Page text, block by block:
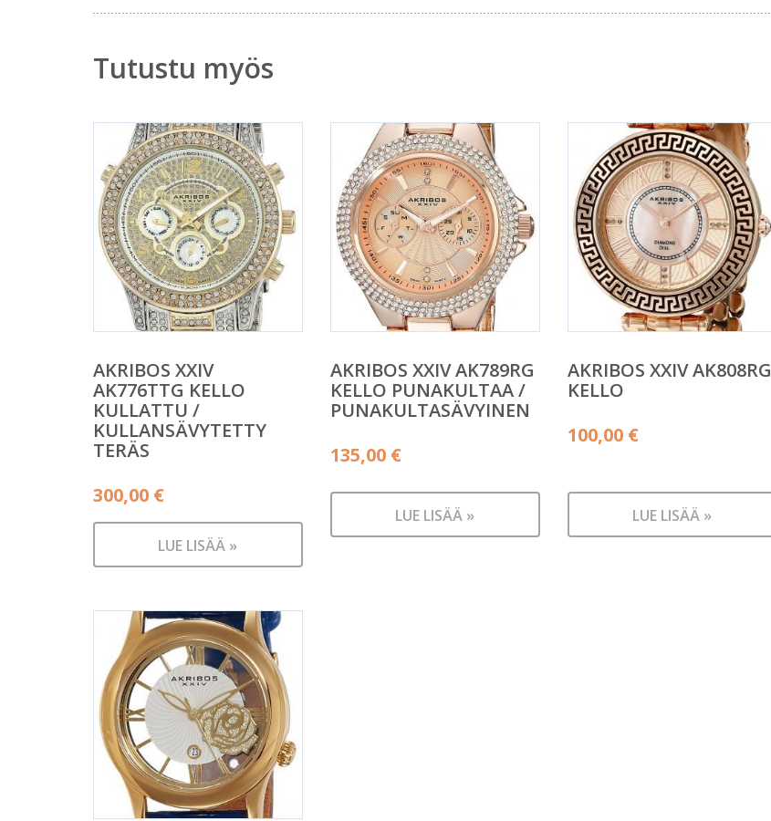
Tutustu myös
AKRIBOS XXIV
AK776TTG KELLO
KULLATTU /
KULLANSÄVYTETTY
TERÄS
300,00 €
LUE LISÄÄ »
AKRIBOS XXIV AK789RG
KELLO PUNAKULTAA /
PUNAKULTASÄVYINEN
135,00 €
LUE LISÄÄ »
AKRIBOS XXIV AK808RG
KELLO
100,00 €
LUE LISÄÄ »